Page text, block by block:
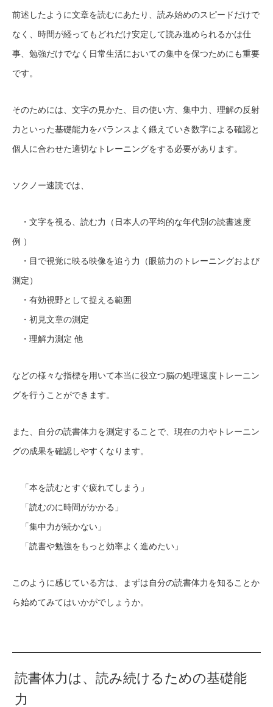
前述したように文章を読むにあたり、読み始めのスピードだけで
なく、時間が経ってもどれだけ安定して読み進められるかは仕
事、勉強だけでなく日常生活においての集中を保つためにも重要
です。
そのためには、文字の見かた、目の使い方、集中力、理解の反射
力といった基礎能力をバランスよく鍛えていき数字による確認と
個人に合わせた適切なトレーニングをする必要があります。
ソクノー速読では、
・文字を視る、読む力（日本人の平均的な年代別の読書速度
例 ）
・目で視覚に映る映像を追う力（眼筋力のトレーニングおよび
測定）
・有効視野として捉える範囲
・初見文章の測定
・理解力測定 他
などの様々な指標を用いて本当に役立つ脳の処理速度トレーニン
グを行うことができます。
また、自分の読書体力を測定することで、現在の力やトレーニン
グの成果を確認しやすくなります。
「本を読むとすぐ疲れてしまう」
「読むのに時間がかかる」
「集中力が続かない」
「読書や勉強をもっと効率よく進めたい」
このように感じている方は、まずは自分の読書体力を知ることか
ら始めてみてはいかがでしょうか。
読書体力は、読み続けるための基礎能
力